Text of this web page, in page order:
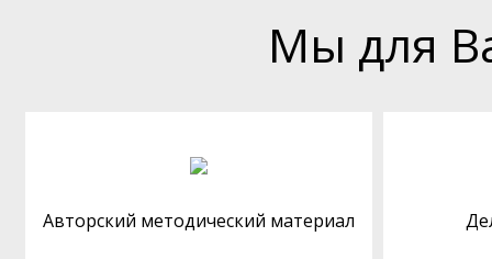
Мы для
Авторский методический материал